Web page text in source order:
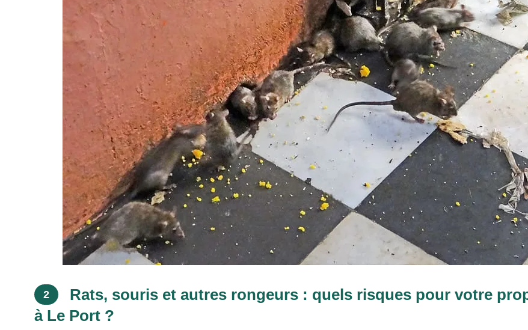
2
Rats, souris et autres rongeurs : quels risques pour votre
à Le Port ?